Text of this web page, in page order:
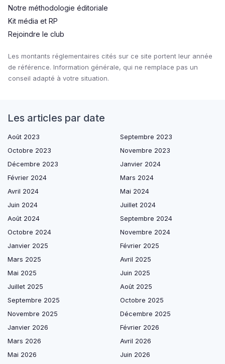
Notre méthodologie éditoriale
Kit média et RP
Rejoindre le club
Les montants réglementaires cités sur ce site portent leur année
de référence. Information générale, qui ne remplace pas un
conseil adapté à votre situation.
Les articles par date
Août 2023
Septembre 2023
Octobre 2023
Novembre 2023
Décembre 2023
Janvier 2024
Février 2024
Mars 2024
Avril 2024
Mai 2024
Juin 2024
Juillet 2024
Août 2024
Septembre 2024
Octobre 2024
Novembre 2024
Janvier 2025
Février 2025
Mars 2025
Avril 2025
Mai 2025
Juin 2025
Juillet 2025
Août 2025
Septembre 2025
Octobre 2025
Novembre 2025
Décembre 2025
Janvier 2026
Février 2026
Mars 2026
Avril 2026
Mai 2026
Juin 2026